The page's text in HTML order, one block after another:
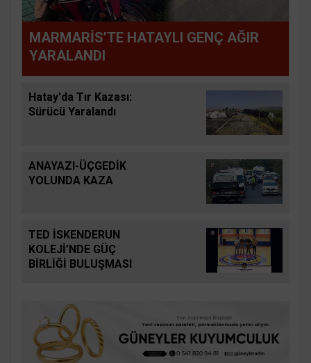
MARMARİS’TE HATAYLI GENÇ AĞIR
YARALANDI
Hatay'da Tır Kazası:
Sürücü Yaralandı
ANAYAZI-ÜÇGEDİK
YOLUNDA KAZA
TED İSKENDERUN
KOLEJİ’NDE GÜÇ
BİRLİĞİ BULUŞMASI